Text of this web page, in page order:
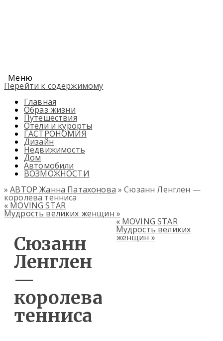
Меню
Перейти к содержимому
Главная
Образ жизни
Путешествия
Отели и курорты
ГАСТРОНОМИЯ
Дизайн
Недвижимость
Дом
Автомобили
ВОЗМОЖНОСТИ
»АВТОР Жанна Патахонова » Сюзанн Ленглен —
королева тенниса
« MOVING STAR
Мудрость великих женщин »
Сюзанн
Ленглен
—
королева
тенниса
«MOVING STAR
Мудрость великих
женщин »